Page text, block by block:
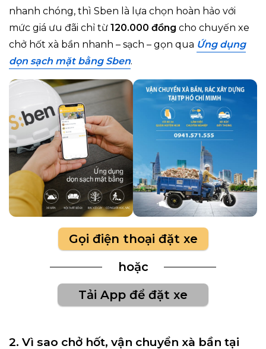
nhanh chóng, thì Sben là lựa chọn hoàn hảo với
mức giá ưu đãi chỉ từ 120.000 đồng cho chuyến xe
chở hốt xà bần nhanh – sạch – gọn qua Ứng dụng
dọn sạch mặt bằng Sben.
Gọi điện thoại đặt xe
hoặc
Tải App để đặt xe
2. Vì sao chở hốt, vận chuyển xà bần tại